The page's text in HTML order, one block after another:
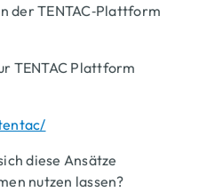
der TENTAC‑Plattform
TENTAC Plattform
diese Ansätze
nutzen lassen?